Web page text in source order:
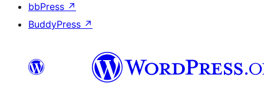
bbPress ↗
BuddyPress ↗